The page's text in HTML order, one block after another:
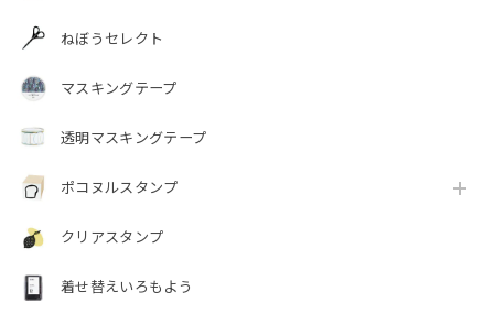
ねぼうセレクト
マスキングテープ
透明マスキングテープ
ポコヌルスタンプ
クリアスタンプ
着せ替えいろもよう